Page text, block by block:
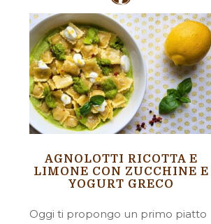
AGNOLOTTI RICOTTA E
LIMONE CON ZUCCHINE E
YOGURT GRECO
Oggi ti propongo un primo piatto